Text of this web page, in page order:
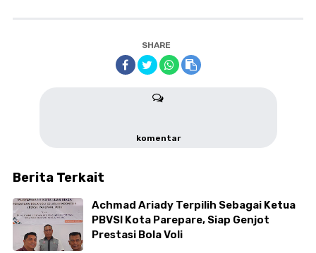
SHARE
komentar
Berita Terkait
Achmad Ariady Terpilih Sebagai Ketua
PBVSI Kota Parepare, Siap Genjot
Prestasi Bola Voli